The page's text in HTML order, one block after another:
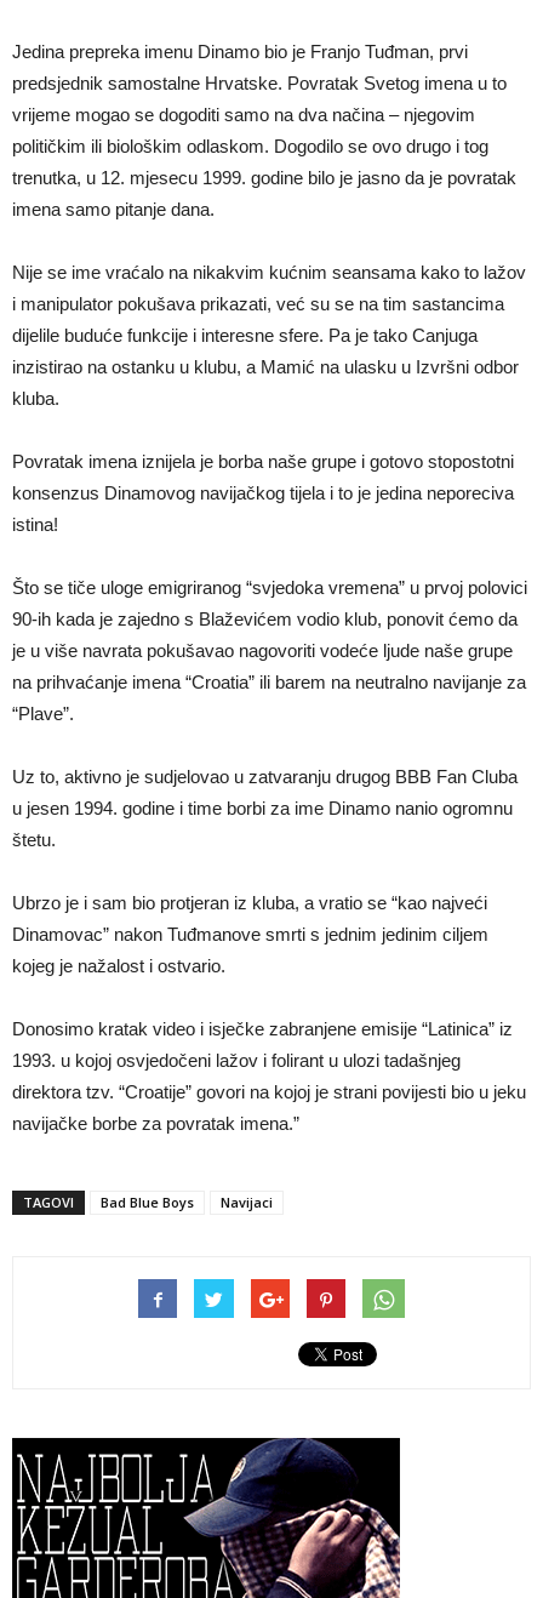
Jedina prepreka imenu Dinamo bio je Franjo Tuđman, prvi
predsjednik samostalne Hrvatske. Povratak Svetog imena u to
vrijeme mogao se dogoditi samo na dva načina – njegovim
političkim ili biološkim odlaskom. Dogodilo se ovo drugo i tog
trenutka, u 12. mjesecu 1999. godine bilo je jasno da je povratak
imena samo pitanje dana.
Nije se ime vraćalo na nikakvim kućnim seansama kako to lažov
i manipulator pokušava prikazati, već su se na tim sastancima
dijelile buduće funkcije i interesne sfere. Pa je tako Canjuga
inzistirao na ostanku u klubu, a Mamić na ulasku u Izvršni odbor
kluba.
Povratak imena iznijela je borba naše grupe i gotovo stopostotni
konsenzus Dinamovog navijačkog tijela i to je jedina neporeciva
istina!
Što se tiče uloge emigriranog “svjedoka vremena” u prvoj polovici
90-ih kada je zajedno s Blaževićem vodio klub, ponovit ćemo da
je u više navrata pokušavao nagovoriti vodeće ljude naše grupe
na prihvaćanje imena “Croatia” ili barem na neutralno navijanje za
“Plave”.
Uz to, aktivno je sudjelovao u zatvaranju drugog BBB Fan Cluba
u jesen 1994. godine i time borbi za ime Dinamo nanio ogromnu
štetu.
Ubrzo je i sam bio protjeran iz kluba, a vratio se “kao najveći
Dinamovac” nakon Tuđmanove smrti s jednim jedinim ciljem
kojeg je nažalost i ostvario.
Donosimo kratak video i isječke zabranjene emisije “Latinica” iz
1993. u kojoj osvjedočeni lažov i folirant u ulozi tadašnjeg
direktora tzv. “Croatije” govori na kojoj je strani povijesti bio u jeku
navijačke borbe za povratak imena.”
TAGOVI Bad Blue Boys Navijaci